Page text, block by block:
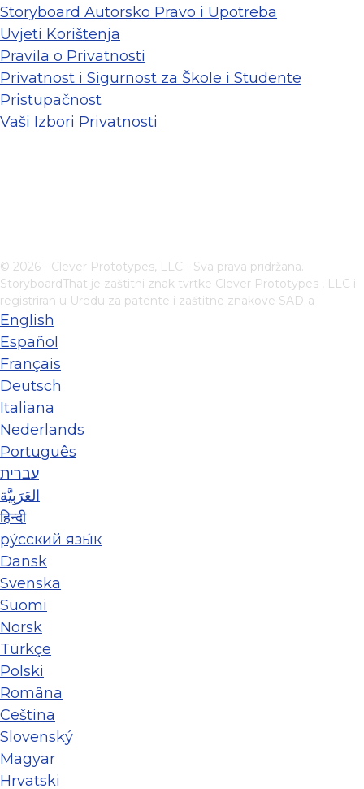
Storyboard Autorsko Pravo i Upotreba
Uvjeti Korištenja
Pravila o Privatnosti
Privatnost i Sigurnost za Škole i Studente
Pristupačnost
Vaši Izbori Privatnosti
© 2026 - Clever Prototypes, LLC - Sva prava pridržana.
StoryboardThat je zaštitni znak tvrtke Clever Prototypes , LLC i
registriran u Uredu za patente i zaštitne znakove SAD-a
English
Español
Français
Deutsch
Italiana
Nederlands
Português
עברית
العَرَبِيَّة
हिन्दी
ру́сский язы́к
Dansk
Svenska
Suomi
Norsk
Türkçe
Polski
Româna
Ceština
Slovenský
Magyar
Hrvatski